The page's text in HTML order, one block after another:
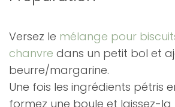
Versez le mélange pour
chanvre dans un petit bol et
beurre/margarine.
Une fois les ingrédients pétris
formez une boule et laissez-